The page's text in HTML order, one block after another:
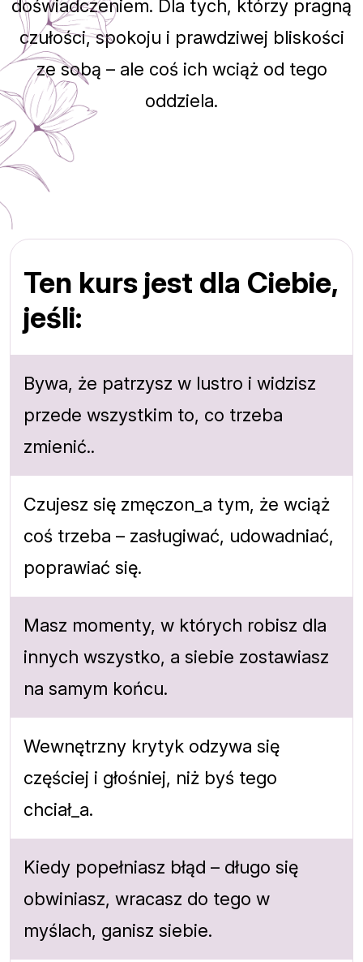
doświadczeniem. Dla tych, którzy pragną
czułości, spokoju i prawdziwej bliskości
ze sobą – ale coś ich wciąż od tego
oddziela.
Ten kurs jest dla Ciebie,
jeśli:
Bywa, że patrzysz w lustro i widzisz
przede wszystkim to, co trzeba
zmienić..
Czujesz się zmęczon_a tym, że wciąż
coś trzeba – zasługiwać, udowadniać,
poprawiać się.
Masz momenty, w których robisz dla
innych wszystko, a siebie zostawiasz
na samym końcu.
Wewnętrzny krytyk odzywa się
częściej i głośniej, niż byś tego
chciał_a.
Kiedy popełniasz błąd – długo się
obwiniasz, wracasz do tego w
myślach, ganisz siebie.